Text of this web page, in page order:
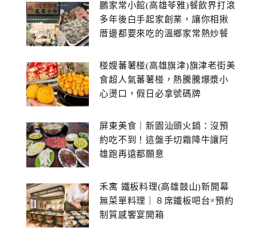
鵬家常小館(高雄苓雅)餐飲界打滾
多年後白手起家創業，讓你相揪
厝邊都要來吃的溫鄉家常熱炒餐
椪嫂蕃薯椪(高雄旗津)旗津老街美
食超人氣蕃薯椪，熱騰騰爆漿小
心燙口，假日必拿號碼牌
屏東美食｜新園汕頭火鍋：沒預
約吃不到！這盤手切霜降牛讓阿
雄跑再遠都願意
禾寓 鐵板料理(高雄鼓山)新開幕
無菜單料理｜８席鐵板吧台×預約
制質感饗宴開箱